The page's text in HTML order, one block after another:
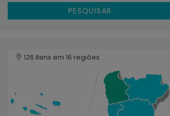
PESQUISAR
126 Itens em 16 regiões